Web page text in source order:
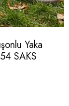
Yaka
SAKS